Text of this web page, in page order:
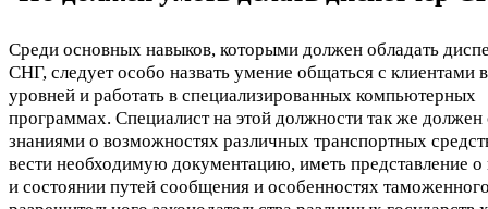
Среди основных навыков, которыми должен обладать
СНГ, следует особо назвать умение общаться с клиентами
уровней и работать в специализированных компьютерных
программах. Специалист на этой должности так же должен
знаниями о возможностях различных транспортных
вести необходимую документацию, иметь представление о
и состоянии путей сообщения и особенностях